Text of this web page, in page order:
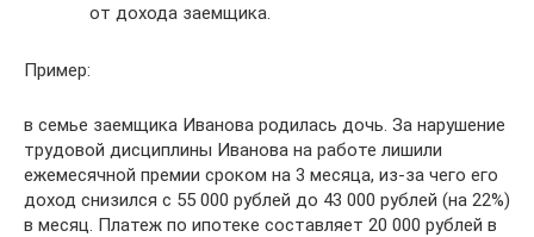
от дохода заемщика.
Пример:
в семье заемщика Иванова родилась дочь. За нарушение
трудовой дисциплины Иванова на работе лишили
ежемесячной премии сроком на 3 месяца, из-за чего его
доход снизился с 55 000 рублей до 43 000 рублей (на 22%)
в месяц. Платеж по ипотеке составляет 20 000 рублей в